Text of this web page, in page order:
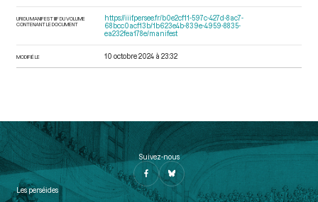
URI DU MANIFEST IIIF DU VOLUME
CONTENANT LE DOCUMENT
https://iiif.persee.fr/b0e2cf11-597c-427d-8ac7-
68bcc0acf13b/1b623e4b-839e-4959-8835-
ea232fea178e/manifest
MODIFIÉ LE 10 octobre 2024 à 23:32
Suivez-nous
Les perséides